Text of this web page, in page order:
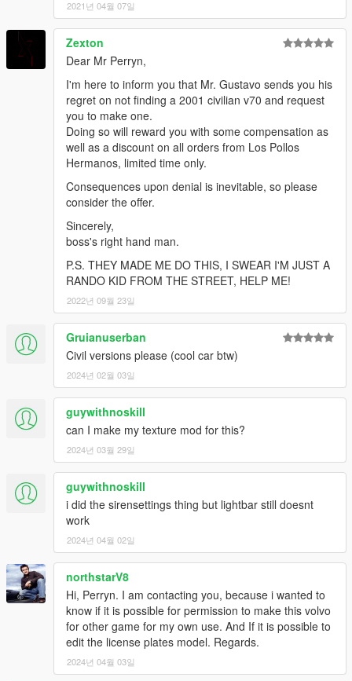
2021년 04월 07일
Zexton
Dear Mr Perryn,
I'm here to inform you that Mr. Gustavo sends you his
regret on not finding a 2001 civilian v70 and request
you to make one.
Doing so will reward you with some compensation as
well as a discount on all orders from Los Pollos
Hermanos, limited time only.
Consequences upon denial is inevitable, so please
consider the offer.
Sincerely,
boss's right hand man.
P.S. THEY MADE ME DO THIS, I SWEAR I'M JUST A
RANDO KID FROM THE STREET, HELP ME!
2022년 09월 23일
Gruianuserban
Civil versions please (cool car btw)
2024년 02월 03일
guywithnoskill
can I make my texture mod for this?
2024년 03월 29일
guywithnoskill
i did the sirensettings thing but lightbar still doesnt
work
2024년 04월 02일
northstarV8
Hi, Perryn. I am contacting you, because i wanted to
know if it is possible for permission to make this volvo
for other game for my own use. And If it is possible to
edit the license plates model. Regards.
2024년 04월 03일